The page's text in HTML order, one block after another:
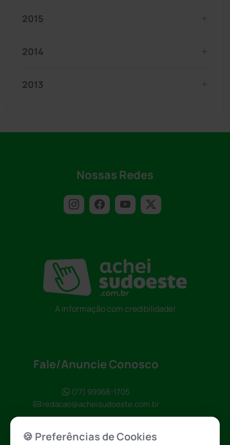
2015
2014
2013
Nossas Redes
A informação com credibilidade!
Fale/Anuncie Conosco
(77) 99968-1705
redacao@acheisudoeste.com.br
🍪 Preferências de Cookies